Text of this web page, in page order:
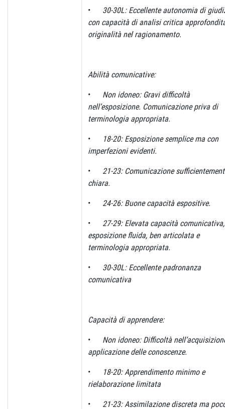
• 30-30L: Eccellente autonomia di
con capacità di analisi critica
originalità nel ragionamento.
Abilitàcomunicative:
• Non idoneo: Gravi difficoltà
nell’esposizione. Comunicazione priva di
terminologia appropriata.
•
18-20: Esposizione semplice ma con
imperfezioni evidenti.
• 21-23: Comunicazione
chiara.
• 24-26: Buone capacità espositive.
• 27-29: Elevata capacità comunicativa,
esposizione fluida, ben articolata e
terminologia appropriata.
• 30-30L: Eccellente padronanza
comunicativa
Capacità di apprendere:
• Non idoneo: Difficoltà
applicazione delle conoscenze.
•
18-20: Apprendimento minimo e
rielaborazione limitata
• 21-23: Assimilazione discreta ma